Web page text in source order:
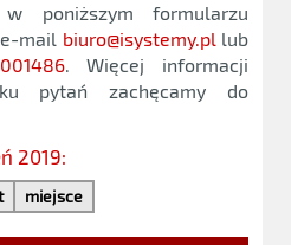
poniższym formularzu
mail biuro@isystemy.pllub
. Więcej informacji
pytań zachęcamy do
2019:
miejsce